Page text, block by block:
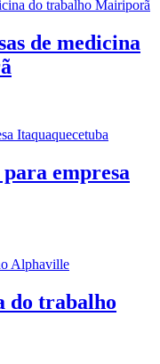
de medicina
empresa
do trabalho